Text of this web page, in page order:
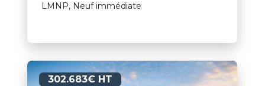
LMNP, Neuf immédiate
302.683€ HT